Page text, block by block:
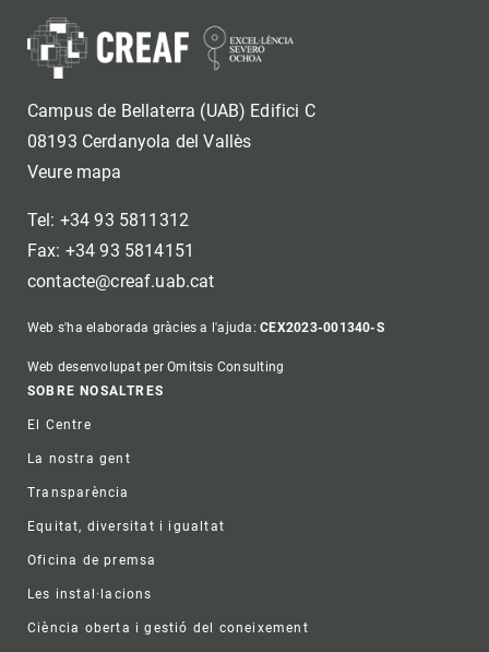
Campus de Bellaterra (UAB) Edifici C
08193 Cerdanyola del Vallès
Veure mapa
Tel: +34 93 5811312
Fax: +34 93 5814151
contacte@creaf.uab.cat
Web s'ha elaborada gràcies a l'ajuda:CEX2023-001340-S
Web desenvolupat per Omitsis Consulting
Footer
SOBRE NOSALTRES
El Centre
La nostra gent
Transparència
Equitat, diversitat i igualtat
Oficina de premsa
Les instal·lacions
Ciència oberta i gestió del coneixement